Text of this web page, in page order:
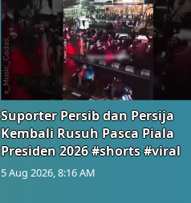
Suporter Persib dan Persija
Kembali Rusuh Pasca Piala
Presiden 2026 #shorts #viral
5 Aug 2026, 8:16 AM